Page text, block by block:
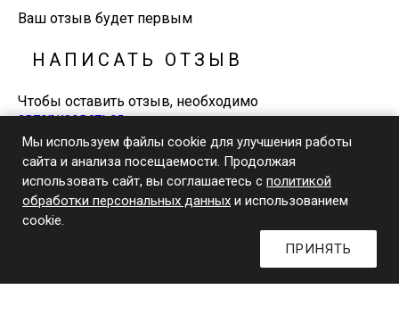
0
Ваш отзыв будет первым
НАПИСАТЬ ОТЗЫВ
Чтобы оставить отзыв, необходимо
авторизоваться
+7-929-648-0-770
Телефон и WhatsApp
© 2026 Издательский дом «Книжники»
Мы используем файлы cookie для улучшения работы
сайта и анализа посещаемости. Продолжая
использовать сайт, вы соглашаетесь с политикой
обработки персональных данных и использованием
cookie.
ПРИНЯТЬ